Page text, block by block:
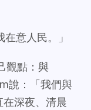
意人民。」
觀點：與
說：「我們與
深夜、清晨